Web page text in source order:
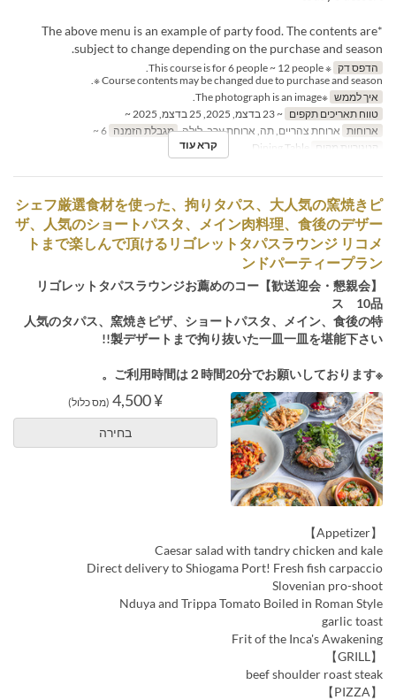
*The above menu is an example of party food. The contents are
subject to change depending on the purchase and season.
הדפס דק ※ This course is for 6 people ~ 12 people.
Course contents may be changed due to purchase and season ※.
איך לממש ※The photograph is an image.
טווח תאריכים תקפים ~ 23 בדצמ, 2025, 25 בדצמ, 2025 ~
ארוחות ארוחת צהריים, תה, ארוחת ערב, לילה מגבלת הזמנה 6 ~
קטגוריית מקום
קרא עוד
シェフ厳選食材を使った、拘りタパス、大人気の窯焼きピ
ザ、人気のショートパスタ、メイン肉料理、食後のデザー
トまで楽しんで頂けるリゴレットタパスラウンジ リコメ
ンドパーティープラン
【歓送迎会・懇親会】リゴレットタパスラウンジお薦めのコー
ス 10品
人気のタパス、窯焼きピザ、ショートパスタ、メイン、食後の特
製デザートまで拘り抜いた一皿一皿を堪能下さい!!
※ご利用時間は２時間20分でお願いしております。
¥ 4,500 (מס כלול)
בחירה
【Appetizer】
Caesar salad with tandry chicken and kale
Direct delivery to Shiogama Port! Fresh fish carpaccio
Slovenian pro-shoot
Nduya and Trippa Tomato Boiled in Roman Style
garlic toast
Frit of the Inca's Awakening
【GRILL】
beef shoulder roast steak
【PIZZA】